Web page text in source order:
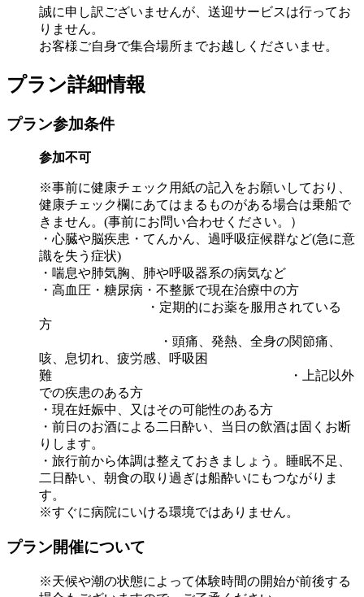
誠に申し訳ございませんが、送迎サービスは行ってお
りません。
お客様ご自身で集合場所までお越しくださいませ。
プラン詳細情報
プラン参加条件
参加不可
※事前に健康チェック用紙の記入をお願いしており、
健康チェック欄にあてはまるものがある場合は乗船で
きません。(事前にお問い合わせください。）
・心臓や脳疾患・てんかん、過呼吸症候群など(急に意
識を失う症状)
・喘息や肺気胸、肺や呼吸器系の病気など
・高血圧・糖尿病・不整脈で現在治療中の方
・定期的にお薬を服用されている
方
・頭痛、発熱、全身の関節痛、
咳、息切れ、疲労感、呼吸困
難 ・上記以外
での疾患のある方
・現在妊娠中、又はその可能性のある方
・前日のお酒による二日酔い、当日の飲酒は固くお断
りします。
・旅行前から体調は整えておきましょう。睡眠不足、
二日酔い、朝食の取り過ぎは船酔いにもつながりま
す。
※すぐに病院にいける環境ではありません。
プラン開催について
※天候や潮の状態によって体験時間の開始が前後する